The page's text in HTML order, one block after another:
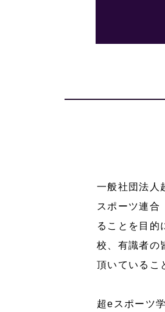
⼀般社団法人
スポーツ連合
ることを目的
校、有識者の
頂いているこ
超eスポーツ